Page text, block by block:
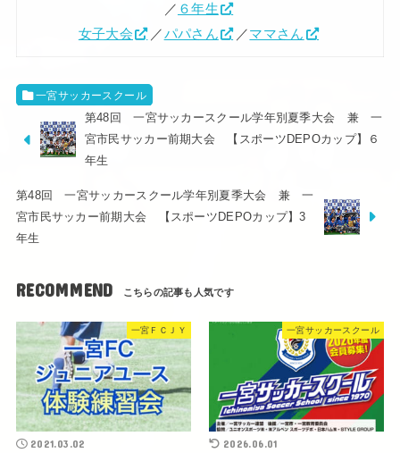
／ ６年生
女子大会
／パパさん ／ママさん
一宮サッカースクール
第48回 一宮サッカースクール学年別夏季大会 兼 一
宮市民サッカー前期大会 【スポーツDEPOカップ】６
年生
第48回 一宮サッカースクール学年別夏季大会 兼 一
宮市民サッカー前期大会 【スポーツDEPOカップ】3
年生
RECOMMEND
一宮ＦＣＪＹ
2021.03.02
一宮サッカースクール
2026.06.01